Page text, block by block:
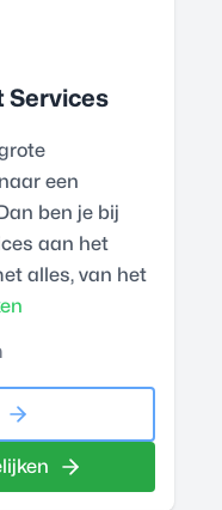
Services
een
ben je bij
aan het
alles, van het